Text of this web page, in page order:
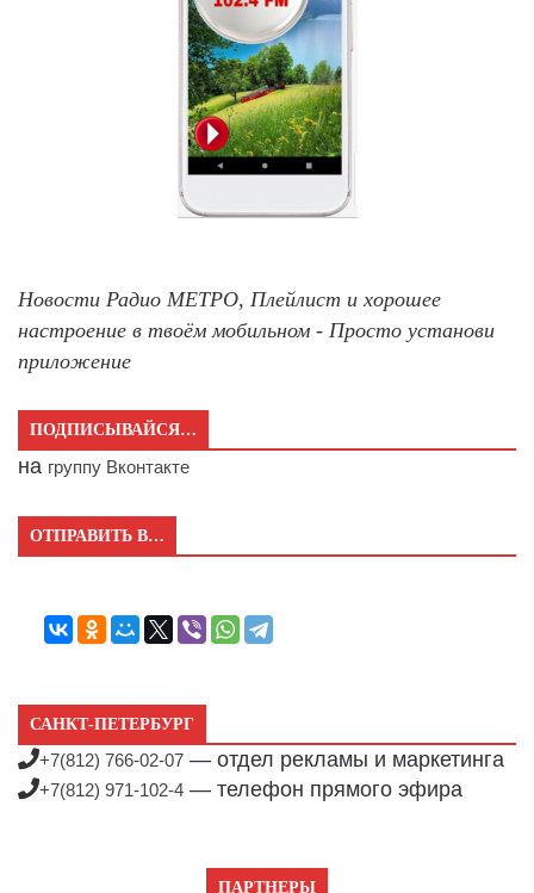
Новости Радио МЕТРО, Плейлист и хорошее
настроение в твоём мобильном - Просто установи
приложение
ПОДПИСЫВАЙСЯ…
на группу Вконтакте
ОТПРАВИТЬ В…
САНКТ-ПЕТЕРБУРГ
+7(812) 766-02-07 — отдел рекламы и маркетинга
+7(812) 971-102-4 — телефон прямого эфира
ПАРТНЕРЫ